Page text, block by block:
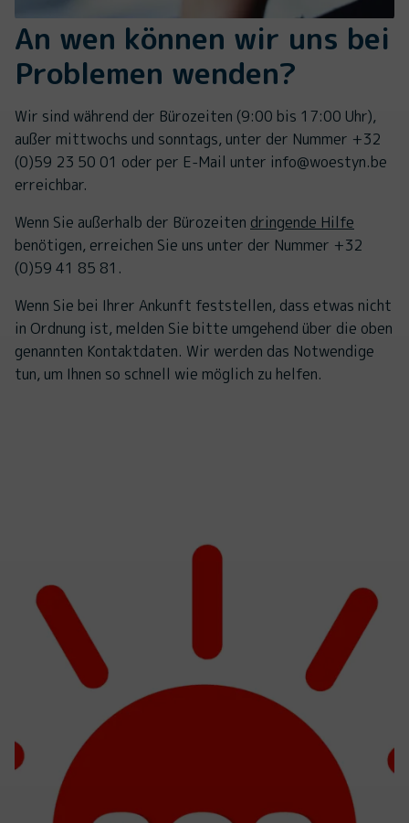
An wen können wir uns bei
Problemen wenden?
Wir sind während der Bürozeiten (9:00 bis 17:00 Uhr),
außer mittwochs und sonntags, unter der Nummer +32
(0)59 23 50 01 oder per E-Mail unter info@woestyn.be
erreichbar.
Wenn Sie außerhalb der Bürozeiten dringende Hilfe
benötigen, erreichen Sie uns unter der Nummer +32
(0)59 41 85 81.
Wenn Sie bei Ihrer Ankunft feststellen, dass etwas nicht
in Ordnung ist, melden Sie bitte umgehend über die oben
genannten Kontaktdaten. Wir werden das Notwendige
tun, um Ihnen so schnell wie möglich zu helfen.